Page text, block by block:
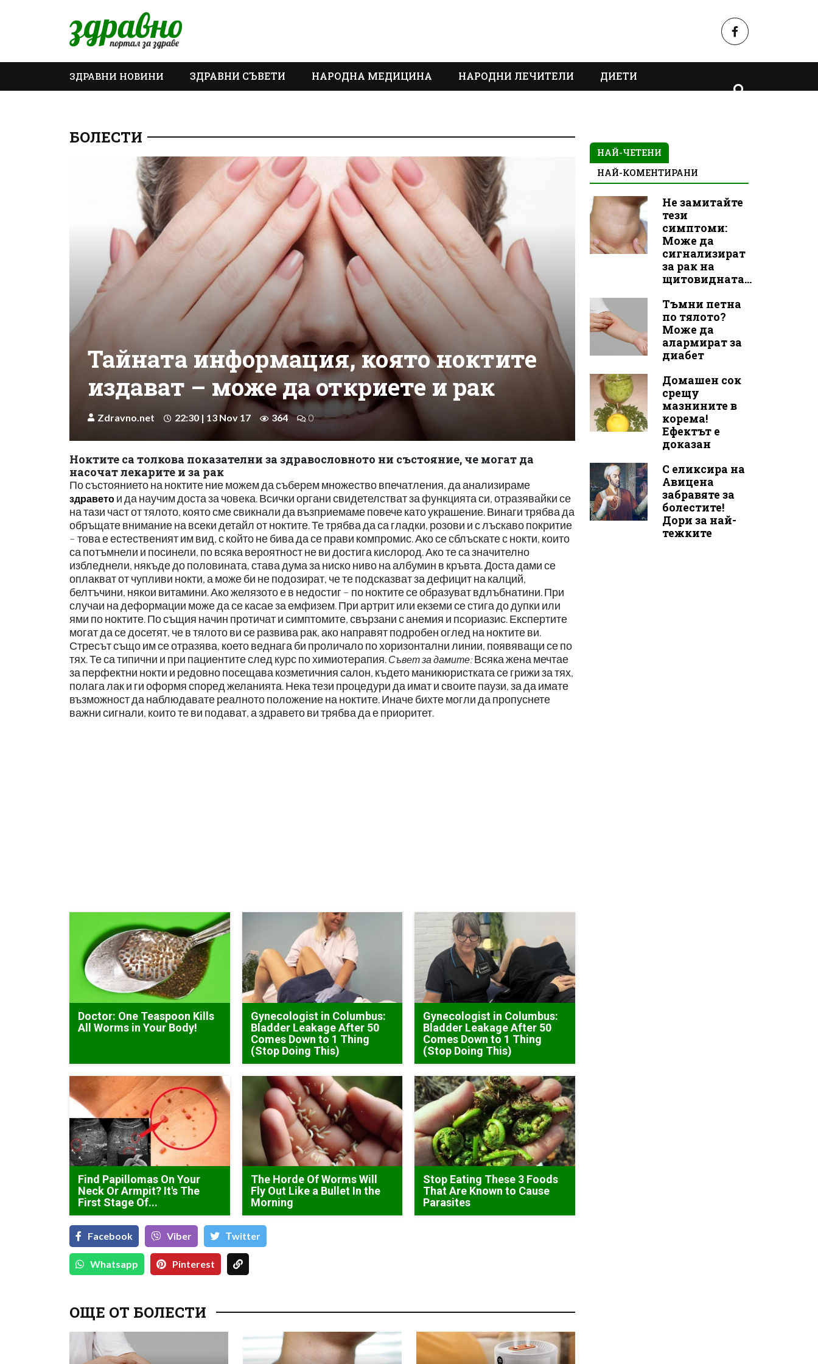
ЗДРАВНИ НОВИНИ ЗДРАВНИ СЪВЕТИ НАРОДНА МЕДИЦИНА НАРОДНИ ЛЕЧИТЕЛИ ДИЕТИ
БОЛЕСТИ
Тайната информация, която ноктите
издават – може да откриете и рак
Zdravno.net 22:30 | 13 Nov 17 364 0
Ноктите са толкова показателни за здравословното ни състояние, че могат да
насочат лекарите и за рак
По състоянието на ноктите ние можем да съберем множество впечатления, да анализираме
здравето и да научим доста за човека. Всички органи свидетелстват за функцията си, отразявайки се
на тази част от тялото, която сме свикнали да възприемаме повече като украшение. Винаги трябва да
обръщате внимание на всеки детайл от ноктите. Те трябва да са гладки, розови и с лъскаво покритие
– това е естественият им вид, с който не бива да се прави компромис. Ако се сблъскате с нокти, които
са потъмнели и посинели, по всяка вероятност не ви достига кислород. Ако те са значително
избледнели, някъде до половината, става дума за ниско ниво на албумин в кръвта. Доста дами се
оплакват от чупливи нокти, а може би не подозират, че те подсказват за дефицит на калций,
белтъчини, някои витамини. Ако желязото е в недостиг – по ноктите се образуват вдлъбнатини. При
случаи на деформации може да се касае за емфизем. При артрит или екземи се стига до дупки или
ями по ноктите. По същия начин протичат и симптомите, свързани с анемия и псориазис. Експертите
могат да се досетят, че в тялото ви се развива рак, ако направят подробен оглед на ноктите ви.
Стресът също им се отразява, което веднага би проличало по хоризонтални линии, появяващи се по
тях. Те са типични и при пациентите след курс по химиотерапия. Съвет за дамите:Всяка жена мечтае
за перфектни нокти и редовно посещава козметичния салон, където маникюристката се грижи за тях,
полага лак и ги оформя според желанията. Нека тези процедури да имат и своите паузи, за да имате
възможност да наблюдавате реалното положение на ноктите. Иначе бихте могли да пропуснете
важни сигнали, които те ви подават, а здравето ви трябва да е приоритет.
Doctor: One Teaspoon Kills
All Worms in Your Body!
Gynecologist in Columbus:
Bladder Leakage After 50
Comes Down to 1 Thing
(Stop Doing This)
Gynecologist in Columbus:
Bladder Leakage After 50
Comes Down to 1 Thing
(Stop Doing This)
Find Papillomas On Your
Neck Or Armpit? It's The
First Stage Of...
The Horde Of Worms Will
Fly Out Like a Bullet In the
Morning
Stop Eating These 3 Foods
That Are Known to Cause
Parasites
Facebook Viber Тwitter
Whatsapp Pinterest
ОЩЕ ОТ БОЛЕСТИ
НАЙ-ЧЕТЕНИ
НАЙ-КОМЕНТИРАНИ
Не замитайте
тези
симптоми:
Може да
сигнализират
за рак на
щитовидната...
Тъмни петна
по тялото?
Може да
алармират за
диабет
Домашен сок
срещу
мазнините в
корема!
Ефектът е
доказан
С еликсира на
Авицена
забравяте за
болестите!
Дори за най-
тежките